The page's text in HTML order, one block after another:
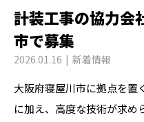
計装工事の協力会
市で募集
2026.01.16 新着情報
大阪府寝屋川市に拠点を
に加え、高度な技術が求め